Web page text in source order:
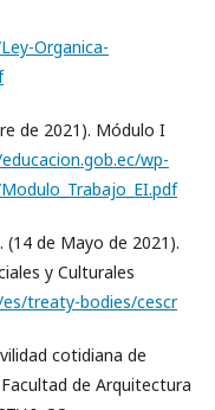
Organica-
de 2021). Módulo I
wp-
(14 de Mayo de 2021).
y Culturales
treaty-bodies/cescr
cotidiana de
de Arquitectura